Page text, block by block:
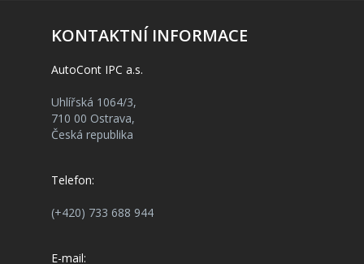
KONTAKTNÍ INFORMACE
AutoCont IPC a.s.
Uhlířská 1064/3,
710 00 Ostrava,
Česká republika
Telefon:
(+420) 733 688 944
E-mail: